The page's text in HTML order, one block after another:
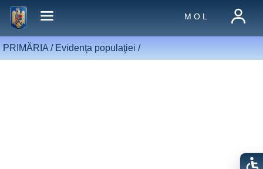
M O L
PRIMĂRIA / Evidenţa populaţiei /